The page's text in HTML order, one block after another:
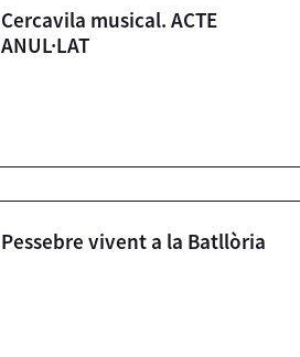
Cercavila musical. ACTE
ANUL·LAT
Pessebre vivent a la Batllòria